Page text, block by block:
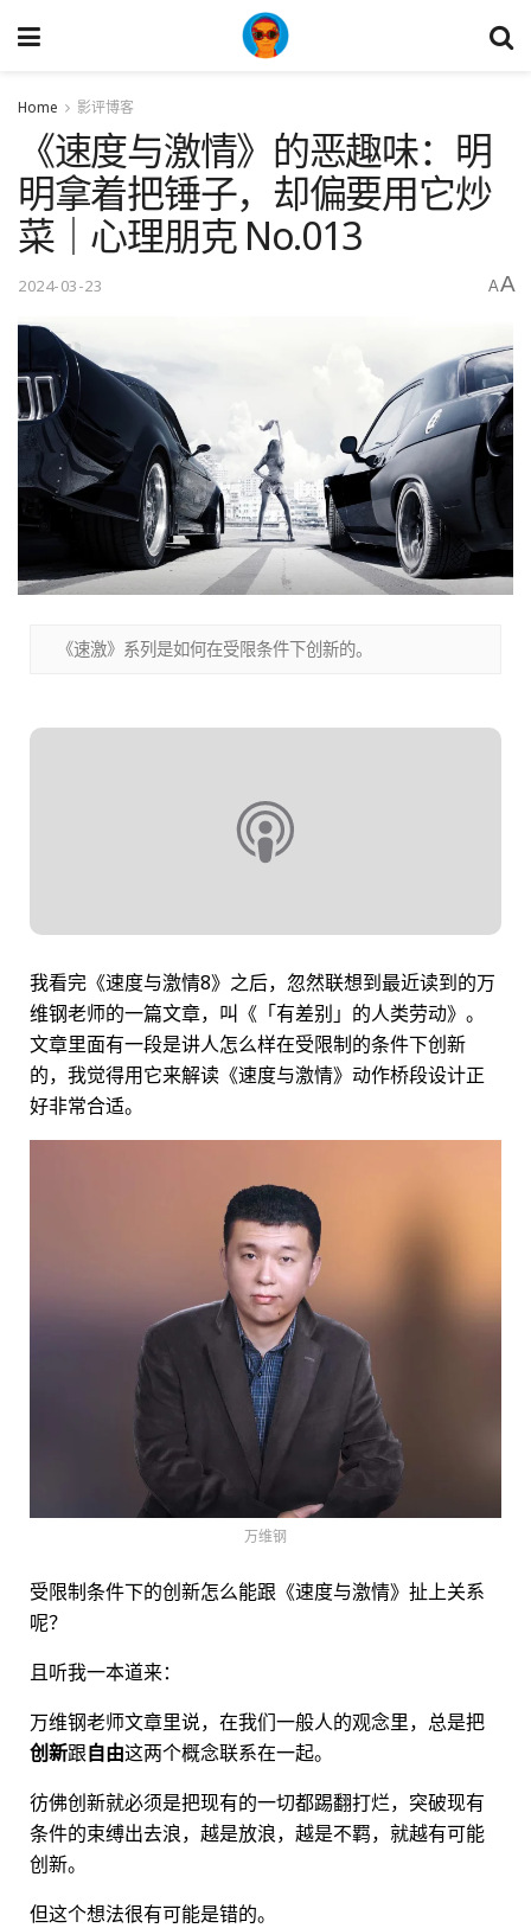
Home 影评博客
《速度与激情》的恶趣味：明
明拿着把锤子，却偏要用它炒
菜｜心理朋克 No.013
2024-03-23 AA
《速激》系列是如何在受限条件下创新的。
我看完《速度与激情8》之后，忽然联想到最近读到的万
维钢老师的一篇文章，叫《「有差别」的人类劳动》。
文章里面有一段是讲人怎么样在受限制的条件下创新
的，我觉得用它来解读《速度与激情》动作桥段设计正
好非常合适。
万维钢
受限制条件下的创新怎么能跟《速度与激情》扯上关系
呢？
且听我一本道来：
万维钢老师文章里说，在我们一般人的观念里，总是把
创新跟自由这两个概念联系在一起。
彷佛创新就必须是把现有的一切都踢翻打烂，突破现有
条件的束缚出去浪，越是放浪，越是不羁，就越有可能
创新。
但这个想法很有可能是错的。